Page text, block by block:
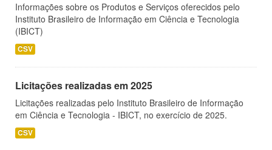
Informações sobre os Produtos e Serviços oferecidos pelo
Instituto Brasileiro de Informação em Ciência e Tecnologia
(IBICT)
CSV
Licitações realizadas em 2025
Licitações realizadas pelo Instituto Brasileiro de Informação
em Ciência e Tecnologia - IBICT, no exercício de 2025.
CSV